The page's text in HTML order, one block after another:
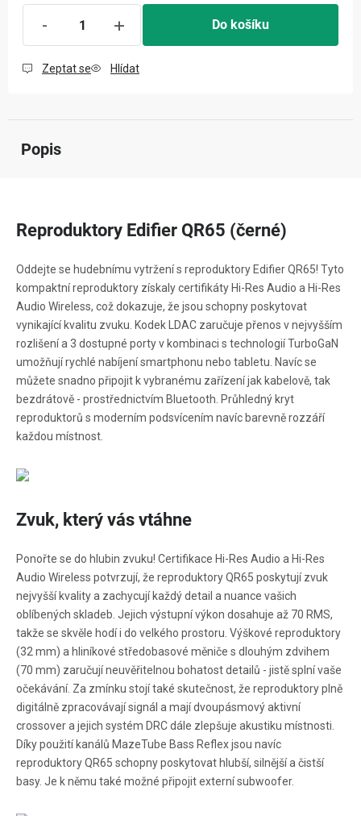
Do košíku
Zeptat se Hlídat
Popis
Reproduktory Edifier QR65 (černé)
Oddejte se hudebnímu vytržení s reproduktory Edifier QR65! Tyto
kompaktní reproduktory získaly certifikáty Hi-Res Audio a Hi-Res
Audio Wireless, což dokazuje, že jsou schopny poskytovat
vynikající kvalitu zvuku. Kodek LDAC zaručuje přenos v nejvyšším
rozlišení a 3 dostupné porty v kombinaci s technologií TurboGaN
umožňují rychlé nabíjení smartphonu nebo tabletu. Navíc se
můžete snadno připojit k vybranému zařízení jak kabelově, tak
bezdrátově - prostřednictvím Bluetooth. Průhledný kryt
reproduktorů s moderním podsvícením navíc barevně rozzáří
každou místnost.
Zvuk, který vás vtáhne
Ponořte se do hlubin zvuku! Certifikace Hi-Res Audio a Hi-Res
Audio Wireless potvrzují, že reproduktory QR65 poskytují zvuk
nejvyšší kvality a zachycují každý detail a nuance vašich
oblíbených skladeb. Jejich výstupní výkon dosahuje až 70 RMS,
takže se skvěle hodí i do velkého prostoru. Výškové reproduktory
(32 mm) a hliníkové středobasové měniče s dlouhým zdvihem
(70 mm) zaručují neuvěřitelnou bohatost detailů - jistě splní vaše
očekávání. Za zmínku stojí také skutečnost, že reproduktory plně
digitálně zpracovávají signál a mají dvoupásmový aktivní
crossover a jejich systém DRC dále zlepšuje akustiku místnosti.
Díky použití kanálů MazeTube Bass Reflex jsou navíc
reproduktory QR65 schopny poskytovat hlubší, silnější a čistší
basy. Je k němu také možné připojit externí subwoofer.